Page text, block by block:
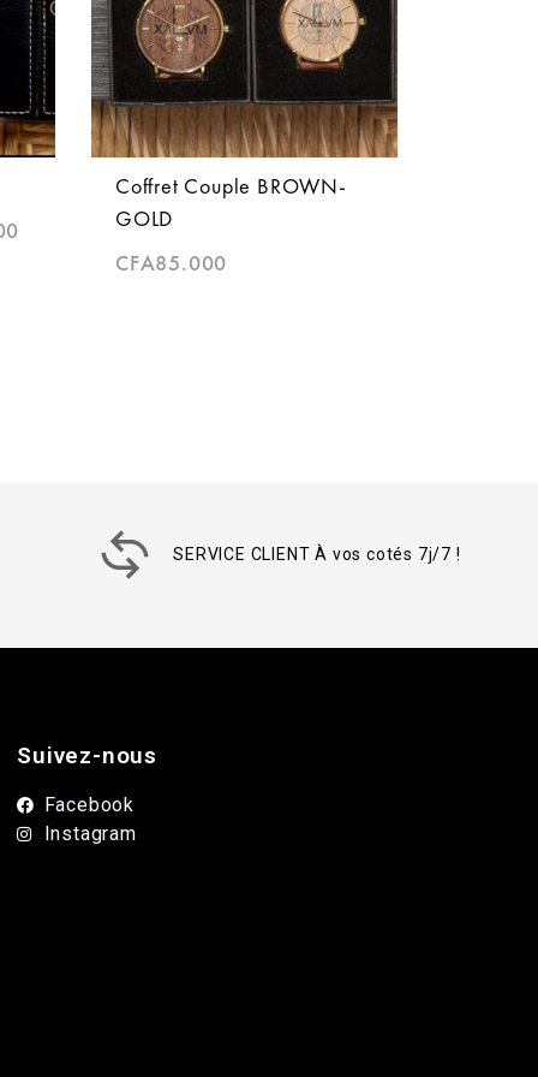
Coffret Couple BROWN-
GOLD
CFA85.000
SERVICE CLIENT À vos cotés 7j/7 !
Suivez-nous
Facebook
Instagram